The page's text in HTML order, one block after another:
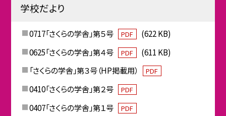
学校だより
0717「さくらの学舎」第５号 PDF
(622 KB)
0625「さくらの学舎」第４号
PDF
(611 KB)
「さくらの学舎」第３号（HP掲載用）
PDF
0410「さくらの学舎」第２号 PDF
0407「さくらの学舎」第１号 PDF